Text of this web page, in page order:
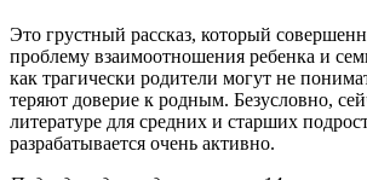
Это грустный рассказ, который
проблему взаимоотношения ребенка и
как трагически родители могут не
теряют доверие к родным. Безусловно,
литературе для средних и старших
разрабатывается очень активно.